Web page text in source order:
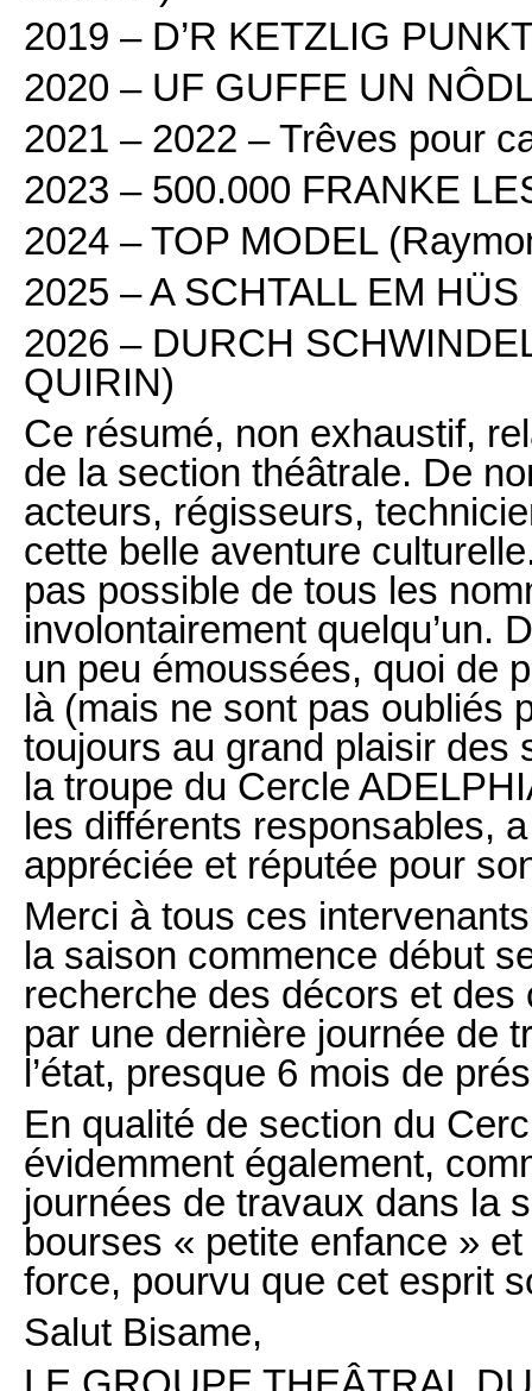
2019 – D’R KETZLIG
2020 – UF GUFFE UN
2021 – 2022 – Trêves pour
2023 – 500.000 FRANKE
2024 – TOP MODEL
2025 – A SCHTALL EM
2026 – DURCH
QUIRIN)
Ce résumé, non exhaustif,
de la section théâtrale. De
acteurs, régisseurs,
cette belle aventure
pas possible de tous les
involontairement quelqu’un.
un peu émoussées, quoi de
là (mais ne sont pas oubliés
toujours au grand plaisir des
la troupe du Cercle
les différents responsables,
appréciée et réputée pour
Merci à tous ces
la saison commence début
recherche des décors et
par une dernière journée de
l’état, presque 6 mois de
En qualité de section du
évidemment également,
journées de travaux dans la
bourses « petite enfance »
force, pourvu que cet esprit
Salut Bisame,